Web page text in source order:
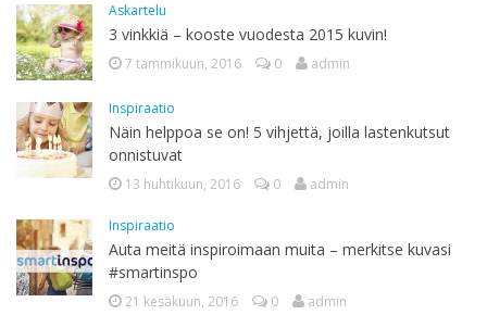
Askartelu
3 vinkkiä – kooste vuodesta 2015 kuvin!
7 tammikuun, 2016 0 admin
Inspiraatio
Näin helppoa se on! 5 vihjettä, joilla lastenkutsut
onnistuvat
13 huhtikuun, 2016 0 admin
Inspiraatio
Auta meitä inspiroimaan muita – merkitse kuvasi
#smartinspo
21 kesäkuun, 2016 0 admin